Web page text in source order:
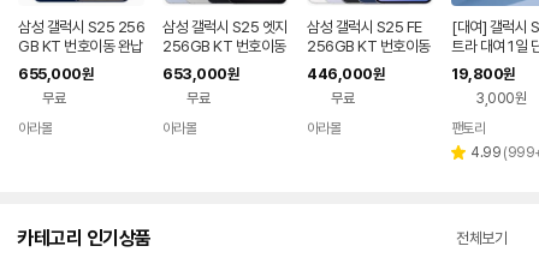
내
를
나
는
삼성 갤럭시 S25 256
GB KT 번호이동 완납
80요금제
655,000원
무료
아라몰
삼성 갤럭시 S25 엣지
256GB KT 번호이동
완납 80요금제
653,000원
무료
아라몰
삼성 갤럭시 S25 FE
256GB KT 번호이동
공시지원 완납
446,000원
무료
아라몰
[대여] 갤럭시
트라 대여 1일
2GB 렌탈
19,800원
3,000원
팬토리
별 4.99 리
(
카테고리 인기상품 전체보기